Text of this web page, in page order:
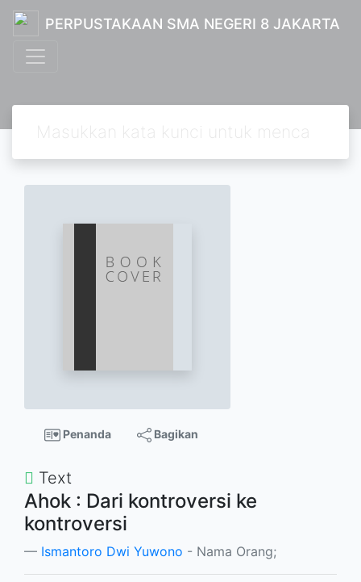
PERPUSTAKAAN SMA NEGERI 8 JAKARTA
Penanda Bagikan
Text
Ahok : Dari kontroversi ke
kontroversi
Ismantoro Dwi Yuwono - Nama Orang;